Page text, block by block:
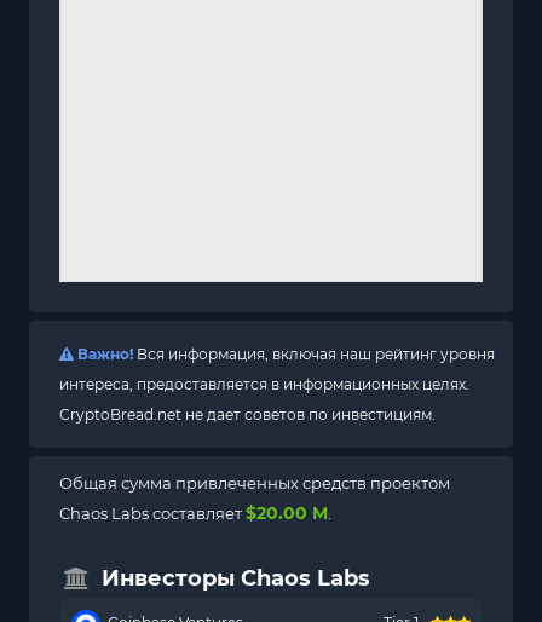
Важно! Вся информация, включая наш рейтинг уровня
интереса, предоставляется в информационных целях.
CryptoBread.net не дает советов по инвестициям.
Общая сумма привлеченных средств проектом
Chaos Labs составляет$20.00 M
Инвесторы Chaos Labs